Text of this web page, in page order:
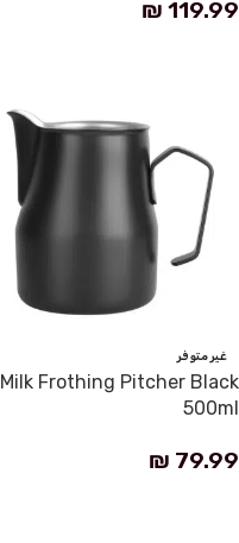
₪ 119.99
غير متوفر
Milk Frothing Pitcher Black
500ml
₪ 79.99